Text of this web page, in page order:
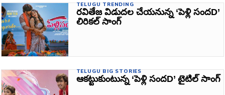
TELUGU TRENDING
రవితేజ విడుదల చేయనున్న ‘పెళ్లి సందD’
లిరికల్ సాంగ్
TELUGU BIG STORIES
ఆకట్టుకుంటున్న ‘పెళ్లి సందD’ టైటిల్‌ సాంగ్‌